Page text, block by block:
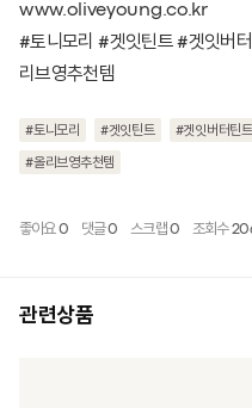
www.oliveyoung.co.kr
#토니모리 #겟잇틴트 #겟잇버
리브영추천템
#토니모리 #겟잇틴트 #겟잇버터틴트
#올리브영추천템
좋아요 0 댓글0 스크랩0 조회수
관련상품